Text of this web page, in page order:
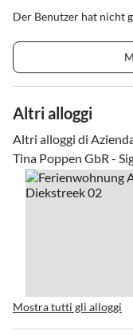
Der Benutzer hat nicht
Altri alloggi
Altri alloggi di
Tina Poppen GbR -
Mostra tutti gli alloggi